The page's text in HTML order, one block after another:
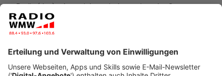
Berlin (dpa) - Angesichts wieder steigender Corona-
Infektionszahlen lehnt die Bundesregierung weitere
Lockerungen der Beschränkungen ab und will die
Anzeige